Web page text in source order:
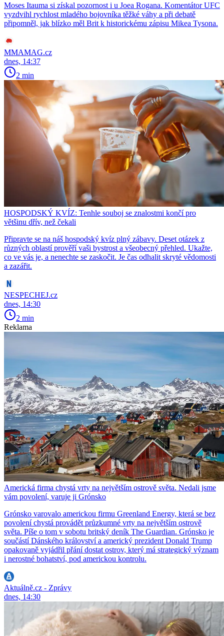
Moses Itauma si získal pozornost i u Joea Rogana. Komentátor UFC
vyzdvihl rychlost mladého bojovníka těžké váhy a při debatě
připomněl, jak blízko měl Brit k historickému zápisu Mikea Tysona.
MMAMAG.cz
dnes, 14:37
2 min
HOSPODSKÝ KVÍZ: Tenhle souboj se znalostmi končí pro
většinu dřív, než čekali
Připravte se na náš hospodský kvíz plný zábavy. Deset otázek z
různých oblastí prověří vaši bystrost a všeobecný přehled. Ukažte,
co ve vás je, a nenechte se zaskočit. Je čas odhalit skryté vědomosti
a zazářit.
NESPECHEJ.cz
dnes, 14:30
2 min
Reklama
Americká firma chystá vrty na největším ostrově světa. Nedali jsme
vám povolení, varuje ji Grónsko
Grónsko varovalo americkou firmu Greenland Energy, která se bez
povolení chystá provádět průzkumné vrty na největším ostrově
světa. Píše o tom v sobotu britský deník The Guardian. Grónsko je
součástí Dánského království a americký prezident Donald Trump
opakovaně vyjádřil přání dostat ostrov, který má strategický význam
i nerostné bohatství, pod americkou kontrolu.
Aktuálně.cz - Zprávy
dnes, 14:30